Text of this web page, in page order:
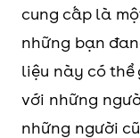
cung cấp là
những bạn
liệu này có thể
với những
những người